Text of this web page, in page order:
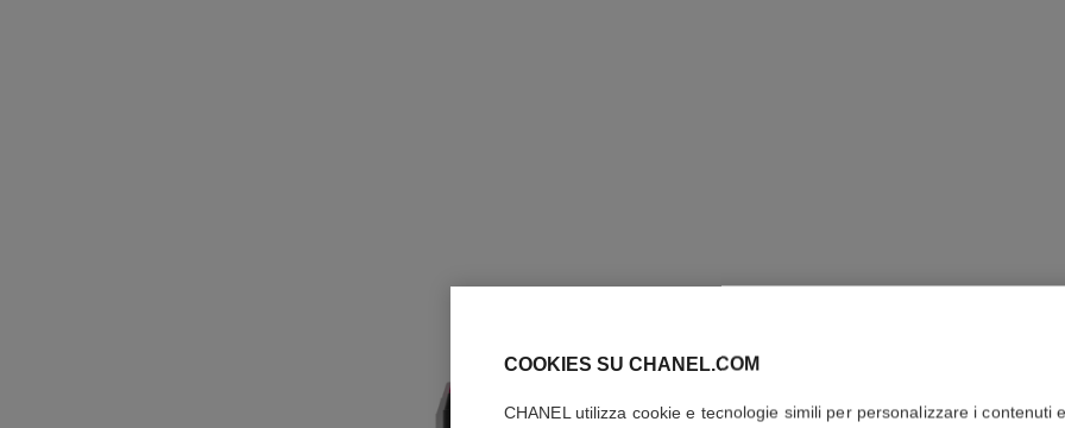
LE
Matita Contorno
COOKIES SU CHANEL.COM
CHANEL utilizza cookie e tecnologie simili per personalizzare i contenuti e